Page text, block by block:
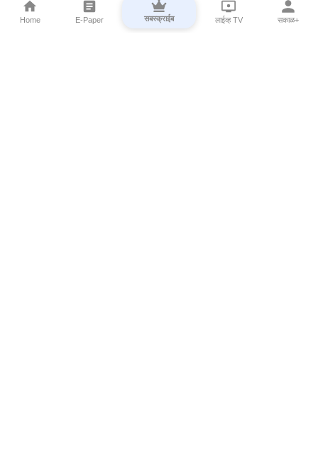
Home E-Paper सबस्क्राईब लाईव्ह TV सकाळ+